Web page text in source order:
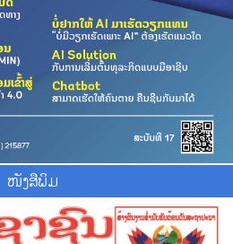
ໜັງສືພິມ